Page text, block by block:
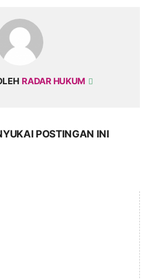
RADAR HUKUM
POSTINGAN INI